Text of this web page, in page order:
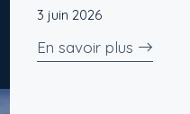
3 juin 2026
En savoir plus